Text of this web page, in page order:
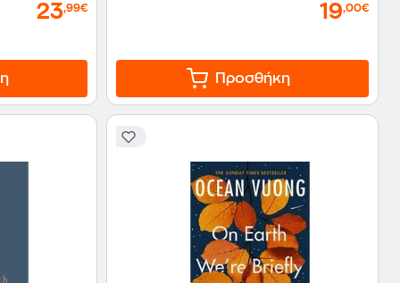
23,99€ 19,00€
Προσθήκη